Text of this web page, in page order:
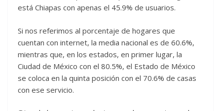
está Chiapas con apenas el 45.9% de usuarios.
Si nos referimos al porcentaje de hogares que
cuentan con internet, la media nacional es de 60.6%,
mientras que, en los estados, en primer lugar, la
Ciudad de México con el 80.5%, el Estado de México
se coloca en la quinta posición con el 70.6% de casas
con ese servicio.